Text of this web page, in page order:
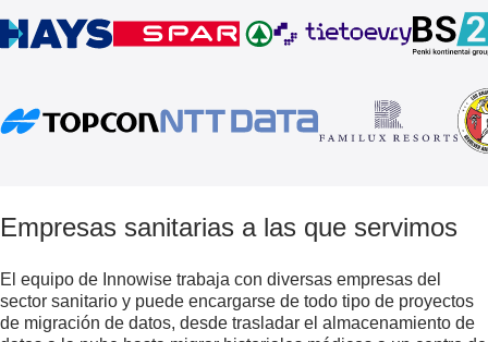
Empresas sanitarias a las que servimos
El equipo de Innowise trabaja con diversas empresas del
sector sanitario y puede encargarse de todo tipo de proyectos
de migración de datos, desde trasladar el almacenamiento de